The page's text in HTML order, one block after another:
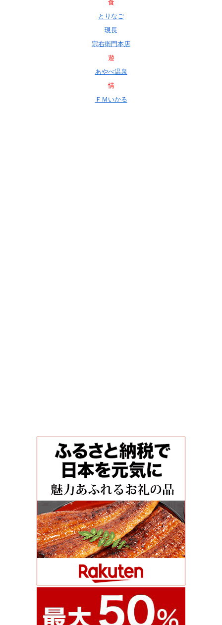
食
とりなご
現長
宗右衛門本店
遊
あやべ温泉
情
ＦＭいかる